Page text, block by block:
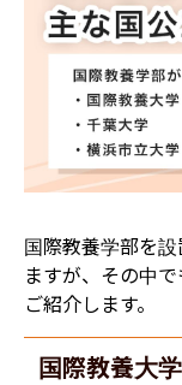
国際教養学部を
ますが、その中
ご紹介します。
国際教養大